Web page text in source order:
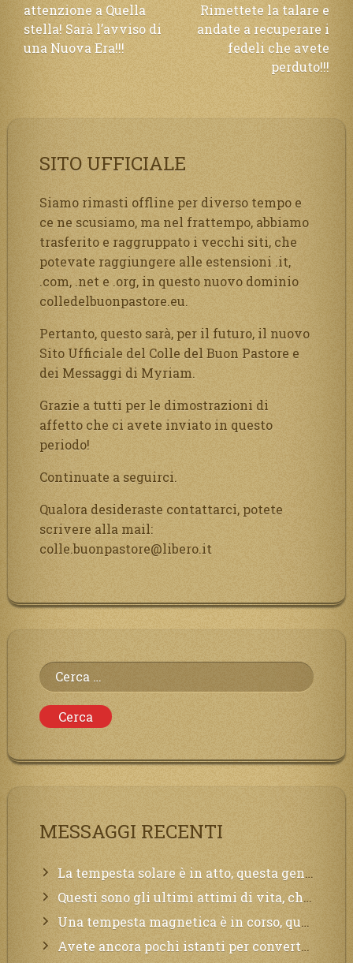
attenzione a Quella
stella! Sarà l’avviso di
una Nuova Era!!!
Rimettete la talare e
andate a recuperare i
fedeli che avete
perduto!!!
SITO UFFICIALE
Siamo rimasti offline per diverso tempo e
ce ne scusiamo, ma nel frattempo, abbiamo
trasferito e raggruppato i vecchi siti, che
potevate raggiungere alle estensioni .it,
.com, .net e .org, in questo nuovo dominio
colledelbuonpastore.eu.
Pertanto, questo sarà, per il futuro, il nuovo
Sito Ufficiale del Colle del Buon Pastore e
dei Messaggi di Myriam.
Grazie a tutti per le dimostrazioni di
affetto che ci avete inviato in questo
periodo!
Continuate a seguirci.
Qualora desideraste contattarci, potete
scrivere alla mail:
colle.buonpastore@libero.it
Ricerca
per:
MESSAGGI RECENTI
La tempesta solare è in atto, questa generazione soffrirà molto, la Terra arderà, l’acqua sarà contaminata, il cibo non sarà più nelle vostre mense.
Questi sono gli ultimi attimi di vita, chi si vuole salvare Mi chiami in suo aiuto.
Una tempesta magnetica è in corso, questa generazione patirà. Il black out non tarderà ad arrivare e tutta la Terra sarà oscurata.
Avete ancora pochi istanti per convertirvi, non perdete tempo, la sciagura arriverà all’improvviso e per chi non si sarà preparato saranno dolori.